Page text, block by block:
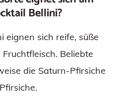
Bellini?
eignen sich reife, süße
Beliebte
die Saturn-Pfirsiche